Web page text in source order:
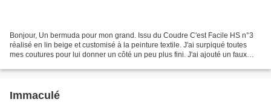
Bonjour, Un bermuda pour mon grand. Issu du Coudre C'est Facile HS n°3
réalisé en lin beige et customisé à la peinture textile. J'ai surpiqué toutes
mes coutures pour lui donner un côté un peu plus fini. J'ai ajouté un faux
Immaculé